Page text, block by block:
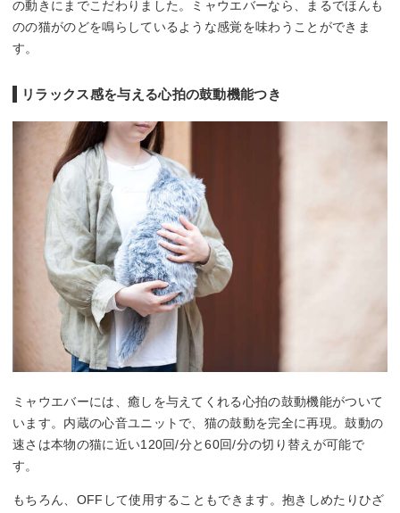
の動きにまでこだわりました。ミャウエバーなら、まるでほんも
のの猫がのどを鳴らしているような感覚を味わうことができま
す。
リラックス感を与える心拍の鼓動機能つき
ミャウエバーには、癒しを与えてくれる心拍の鼓動機能がついて
います。内蔵の心音ユニットで、猫の鼓動を完全に再現。鼓動の
速さは本物の猫に近い120回/分と60回/分の切り替えが可能で
す。
もちろん、OFFして使用することもできます。抱きしめたりひざ